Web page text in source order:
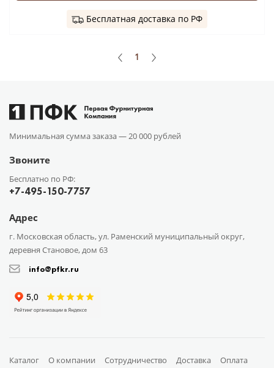
Бесплатная доставка по РФ
1
Минимальная сумма заказа — 20 000 рублей
Звоните
Бесплатно по РФ:
+7-495-150-7757
Адрес
г. Московская область, ул. Раменский муниципальный округ,
деревня Становое, дом 63
info@pfkr.ru
Каталог О компании Сотрудничество Доставка
Оплата